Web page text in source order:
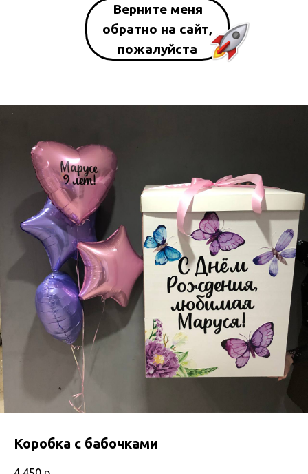
Верните меня
обратно на сайт,
пожалуйста
Коробка с бабочками